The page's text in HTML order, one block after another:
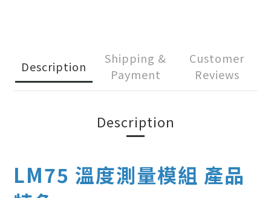
Description
Shipping &
Payment
Customer
Reviews
Description
LM75 溫度測量模組 產品